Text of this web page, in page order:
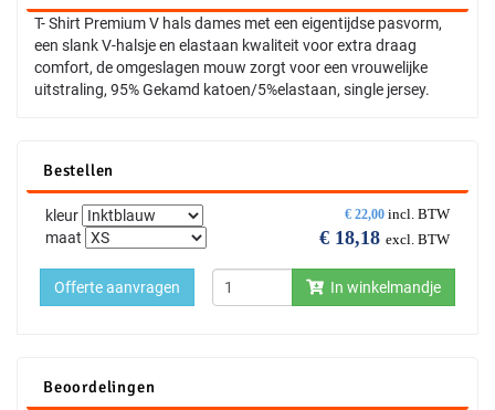
T- Shirt Premium V hals dames met een eigentijdse pasvorm,
een slank V-halsje en elastaan kwaliteit voor extra draag
comfort, de omgeslagen mouw zorgt voor een vrouwelijke
uitstraling, 95% Gekamd katoen/5%elastaan, single jersey.
Bestellen
€ 22,00 incl. BTW
€ 18,18 excl. BTW
kleur
maat
In winkelmandje
Offerte aanvragen
Beoordelingen